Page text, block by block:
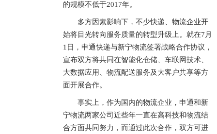
的规模不低于2017年。
多方因素影响下，不少快递、物流企业开
始将目光转向服务质量的转型升级上。就在7月
1日，申通快递与新宁物流签署战略合作协议，
宣布双方将共同在智能化仓储、车联网技术、
大数据应用、物流配送服务及大客户共享等方
面开展合作。
事实上，作为国内的物流企业，申通和新
宁物流两家公司近些年一直在高科技和物流结
合方面共同努力，而通过此次合作，双方可进